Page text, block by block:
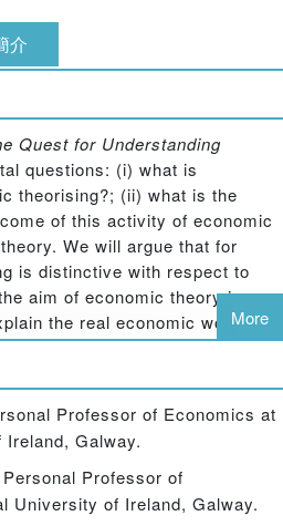
介
Quest for Understanding
questions: (i) what is
theorising?; (ii) what is the
of this activity of economic
We will argue that for
is distinctive with respect to
aim of economic theory is
the real economic world, as
the aim is to achieve
understanding. Secondly, the
theory remains for Hahn
to predict as in physics for
choices interact and perhaps
identifies ‘three
he argues, economic
More
Professor of Economics at
Galway.
Professor of
University of Ireland, Galway.